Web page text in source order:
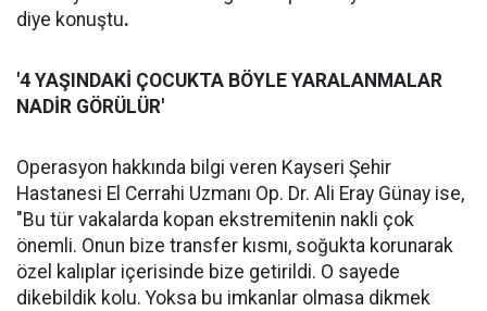
diye konuştu.
'4 YAŞINDAKİ ÇOCUKTA BÖYLE YARALANMALAR
NADİR GÖRÜLÜR'
Operasyon hakkında bilgi veren Kayseri Şehir
Hastanesi El Cerrahi Uzmanı Op. Dr. Ali Eray Günay ise,
"Bu tür vakalarda kopan ekstremitenin nakli çok
önemli. Onun bize transfer kısmı, soğukta korunarak
özel kalıplar içerisinde bize getirildi. O sayede
dikebildik kolu. Yoksa bu imkanlar olmasa dikmek